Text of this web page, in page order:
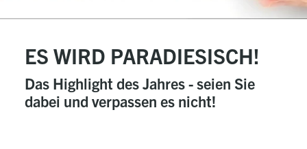
ES WIRD PARADIESISCH!
Das Highlight des Jahres - seien Sie
dabei und verpassen es nicht!